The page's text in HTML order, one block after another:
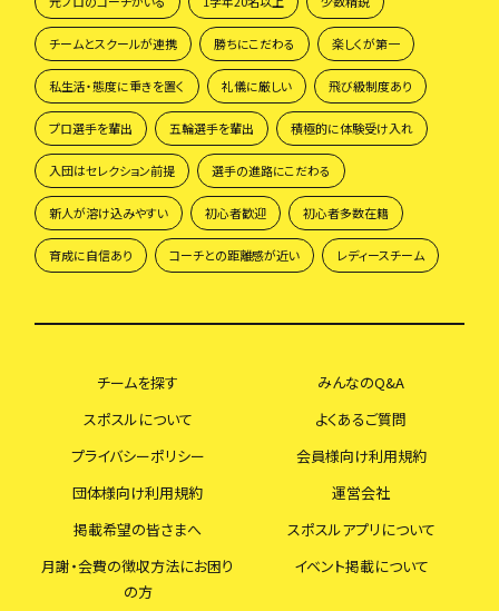
チームとスクールが連携 勝ちにこだわる 楽しくが第一
私生活・態度に重きを置く 礼儀に厳しい 飛び級制度あり
プロ選手を輩出 五輪選手を輩出 積極的に体験受け入れ
入団はセレクション前提 選手の進路にこだわる
新人が溶け込みやすい 初心者歓迎 初心者多数在籍
育成に自信あり コーチとの距離感が近い レディースチーム
チームを探す
みんなのQ&A
スポスルについて
よくあるご質問
プライバシーポリシー
会員様向け利用規約
団体様向け利用規約
運営会社
掲載希望の皆さまへ
スポスルアプリについて
月謝・会費の徴収方法にお困り
の方
イベント掲載について